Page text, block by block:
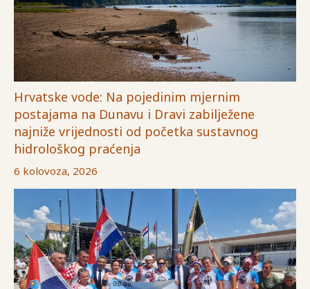
Hrvatske vode: Na pojedinim mjernim
postajama na Dunavu i Dravi zabilježene
najniže vrijednosti od početka sustavnog
hidrološkog praćenja
6 kolovoza, 2026